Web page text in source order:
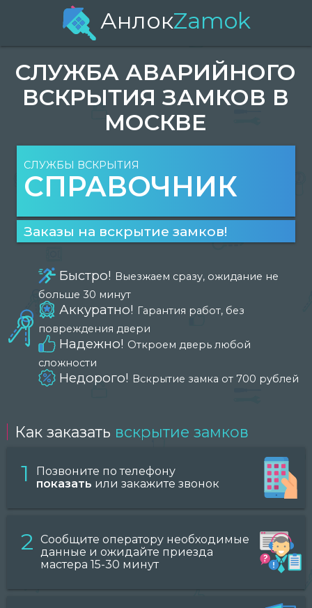
АнлокZamok
СЛУЖБА АВАРИЙНОГО
ВСКРЫТИЯ ЗАМКОВ В
МОСКВЕ
СЛУЖБЫ ВСКРЫТИЯ
СПРАВОЧНИК
Заказы на вскрытие замков!
Быстро! Выезжаем сразу, ожидание не
больше 30 минут
Аккуратно! Гарантия работ, без
повреждения двери
Надежно! Откроем дверь любой
сложности
Недорого! Вскрытие замка от 700 рублей
Как заказать вскрытие замков
1
Позвоните по телефону
показать или закажите звонок
2 Сообщите оператору необходимые
данные и ожидайте приезда
мастера 15-30 минут